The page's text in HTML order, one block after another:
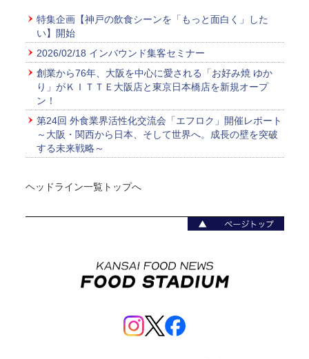
特集企画【神戸の飲食シーンを「もっと面白く」した
い】開始
2026/02/18 インバウンド集客セミナー
創業から76年、大阪を中心に愛される「お好み焼 ゆか
り」がＫＩＴＴＥ大阪店と東京日本橋店を新規オープ
ン！
第24回 外食業界活性化交流会「エフロク」開催レポート
～大阪・関西から日本、そして世界へ。成長の壁を突破
する未来戦略～
ヘッドライン一覧トップへ